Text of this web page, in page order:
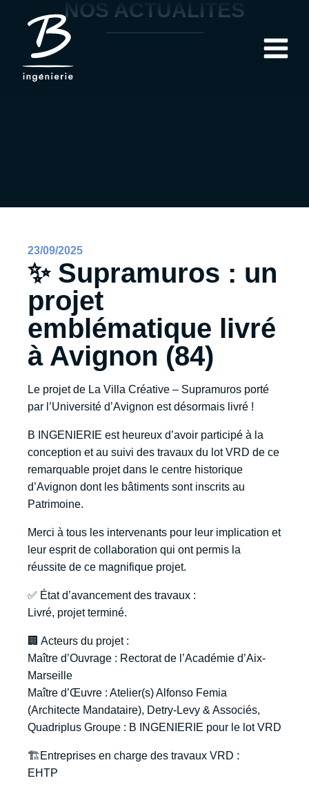
NOS ACTUALITÉS
23/09/2025
✨ Supramuros : un
projet
emblématique livré
à Avignon (84)
Le projet de La Villa Créative – Supramuros porté
par l’Université d’Avignon est désormais livré !
B INGENIERIE est heureux d’avoir participé à la
conception et au suivi des travaux du lot VRD de ce
remarquable projet dans le centre historique
d’Avignon dont les bâtiments sont inscrits au
Patrimoine.
Merci à tous les intervenants pour leur implication et
leur esprit de collaboration qui ont permis la
réussite de ce magnifique projet.
✅ État d’avancement des travaux :
Livré, projet terminé.
🏢 Acteurs du projet :
Maître d’Ouvrage : Rectorat de l’Académie d’Aix-
Marseille
Maître d’Œuvre : Atelier(s) Alfonso Femia
(Architecte Mandataire), Detry-Levy & Associés,
Quadriplus Groupe : B INGENIERIE pour le lot VRD
🏗️Entreprises en charge des travaux VRD :
EHTP